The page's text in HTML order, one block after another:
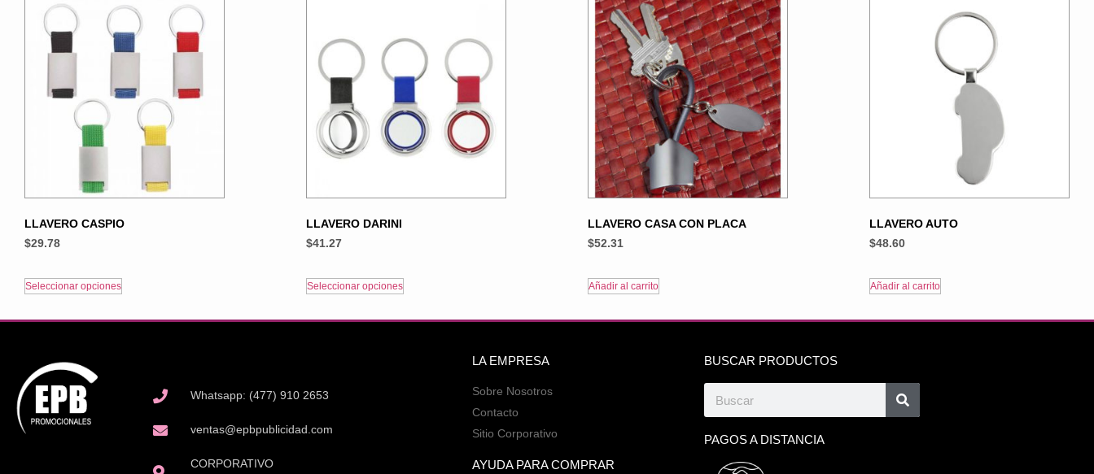
LLAVERO CASPIO
$29.78
Seleccionar opciones
LLAVERO DARINI
$41.27
Seleccionar opciones
LLAVERO CASA CON PLACA
$52.31
Añadir al carrito
LLAVERO AUTO
$48.60
Añadir al carrito
Whatsapp: (477) 910 2653
ventas@epbpublicidad.com
CORPORATIVO
LA EMPRESA
Sobre Nosotros
Contacto
Sitio Corporativo
AYUDA PARA COMPRAR
BUSCAR PRODUCTOS
PAGOS A DISTANCIA